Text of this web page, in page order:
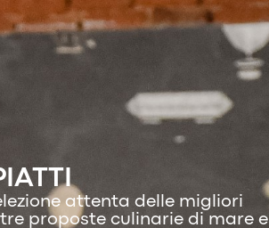
attenta delle migliori
proposte culinarie di mare e